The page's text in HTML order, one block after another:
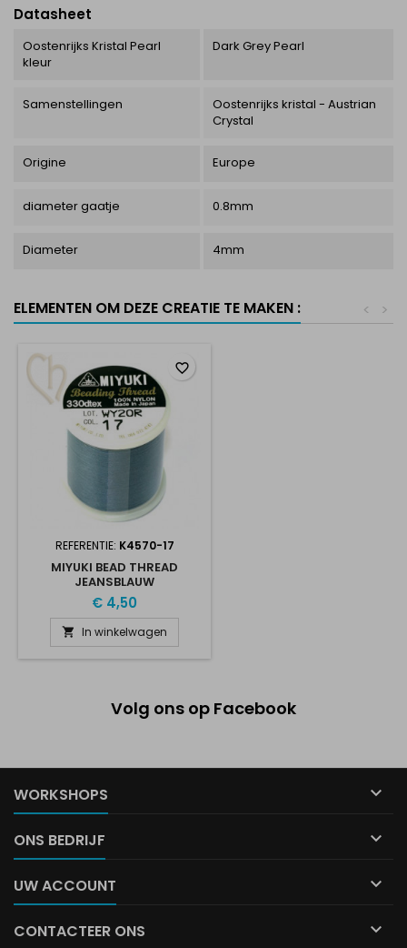
Datasheet
Oostenrijks Kristal Pearl
kleur
Dark Grey Pearl
Samenstellingen
Oostenrijks kristal - Austrian
Crystal
Origine Europe
diameter gaatje 0.8mm
Diameter 4mm
ELEMENTEN OM DEZE CREATIE TE MAKEN : >
<
REFERENTIE: K4570-17
MIYUKI BEAD THREAD
JEANSBLAUW
€ 4,50
 In winkelwagen
favorite_border
Volg ons op Facebook
WORKSHOPS 
ONS BEDRIJF 
UW ACCOUNT 
CONTACTEER ONS 